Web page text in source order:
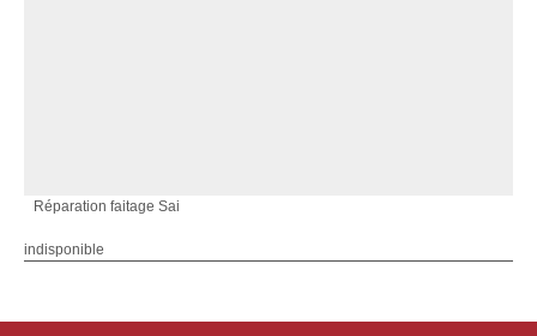
Réparation faitage Sai
indisponible